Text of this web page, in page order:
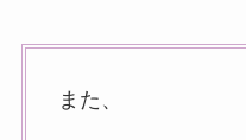
また、